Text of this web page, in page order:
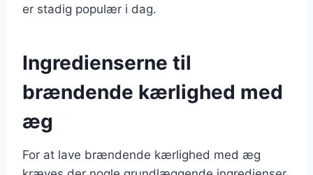
er stadig populær i dag.
Ingredienserne til
brændende kærlighed med
æg
For at lave brændende kærlighed med æg